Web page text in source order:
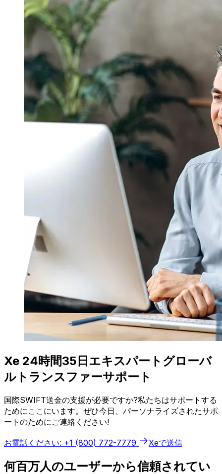
Xe 24時間35日エキスパートグローバ
ルトランスファーサポート
国際SWIFT送金の支援が必要ですか?私たちはサポートする
ためにここにいます。ぜひ今日、パーソナライズされたサポ
ートのためにご連絡ください!
お電話ください: +1 (800) 772-7779 Xeで送信
何百万人のユーザーから信頼されてい